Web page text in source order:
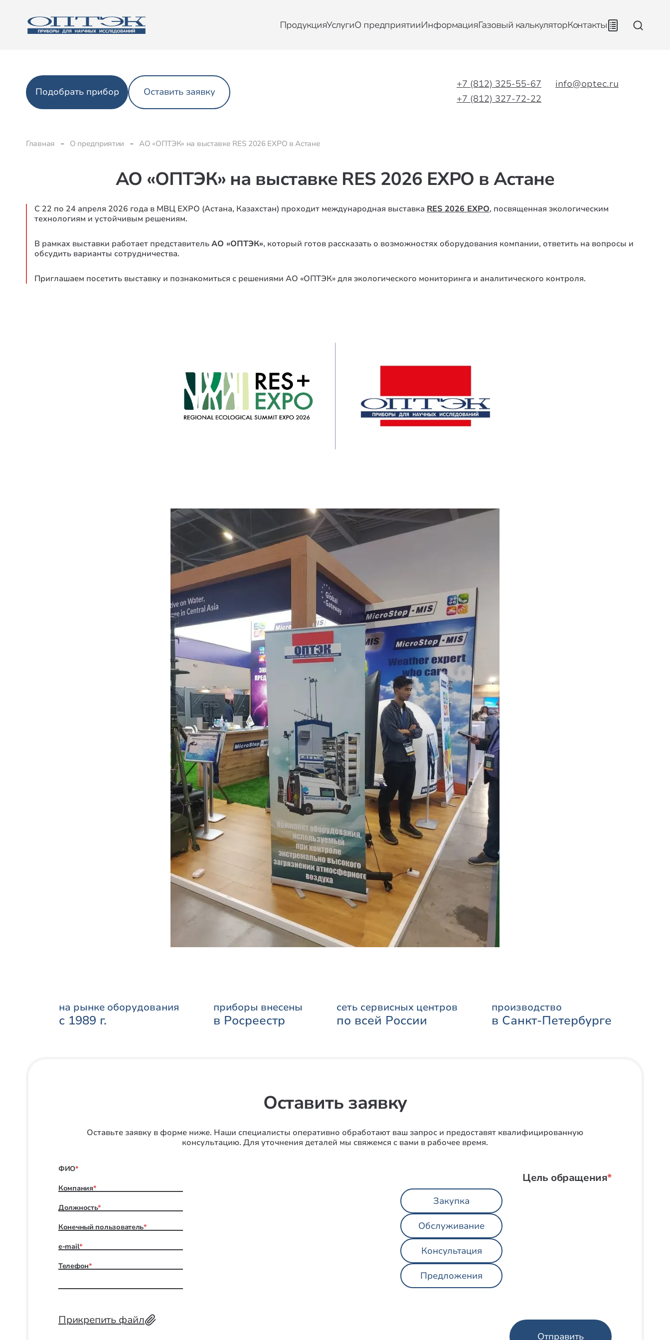
ПродукцияУслугиО предприятииИнформацияГазовый калькуляторКонтакты
Подобрать прибор Оставить заявку
+7 (812) 325-55-67
info@optec.ru
+7 (812) 327-72-22
Главная О предприятии АО «ОПТЭК» на выставке RES 2026 EXPO в Астане
АО «ОПТЭК» на выставке RES 2026 EXPO в Астане
С 22 по 24 апреля 2026 года в МВЦ EXPO (Астана, Казахстан) проходит международная выставка RES 2026 EXPO, посвященная экологическим
технологиям и устойчивым решениям.
В рамках выставки работает представительАО «ОПТЭК», который готов рассказать о возможностях оборудования компании, ответить на вопросы и
обсудить варианты сотрудничества.
Приглашаем посетить выставку и познакомиться с решениями АО «ОПТЭК» для экологического мониторинга и аналитического контроля.
на рынке оборудования
с 1989 г.
приборы внесены
в Росреестр
сеть сервисных центров
по всей России
производство
в Санкт-Петербурге
Оставить заявку
Оставьте заявку в форме ниже. Наши специалисты оперативно обработают ваш запрос и предоставят квалифицированную
консультацию. Для уточнения деталей мы свяжемся с вами в рабочее время.
ФИО*
Компания*
Должность*
Конечный пользователь*
e-mail*
Телефон*
Цель обращения*
Закупка
Обслуживание
Консультация
Предложения
Прикрепить файл
Отправить